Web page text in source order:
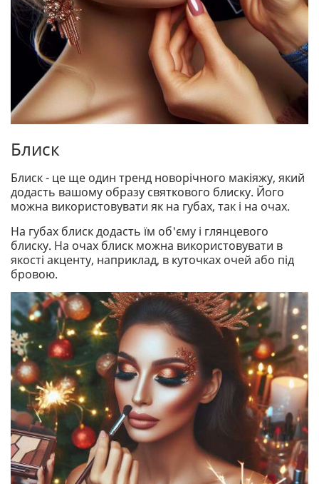
Блиск
Блиск - це ще один тренд новорічного макіяжу, який
додасть вашому образу святкового блиску. Його
можна використовувати як на губах, так і на очах.
На губах блиск додасть їм об'єму і глянцевого
блиску. На очах блиск можна використовувати в
якості акценту, наприклад, в куточках очей або під
бровою.